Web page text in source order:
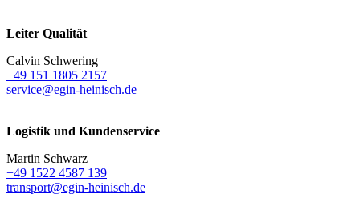
Leiter Qualität
Calvin Schwering
+49 151 1805 2157
service@egin-heinisch.de
Logistik und Kundenservice
Martin Schwarz
+49 1522 4587 139
transport@egin-heinisch.de